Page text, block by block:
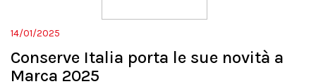
14/01/2025
Conserve Italia porta le sue novità a
Marca 2025